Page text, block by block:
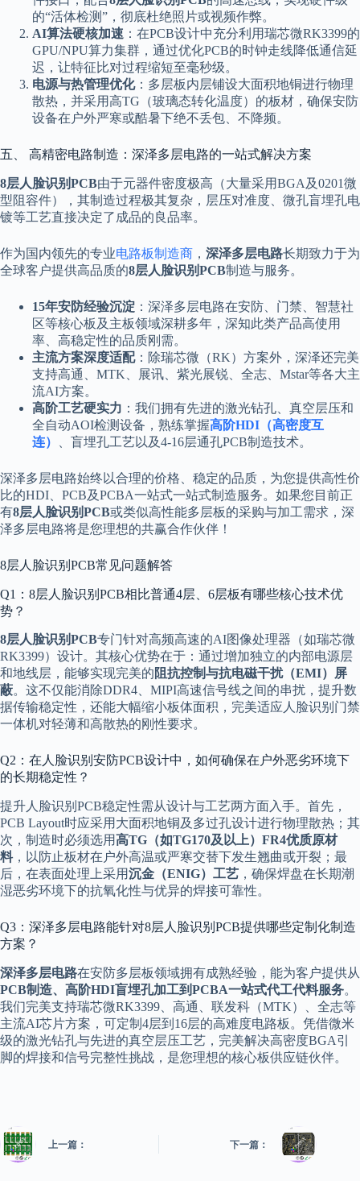
的“活体检测”，彻底杜绝照片或视频作弊。
AI算法硬核加速 ：在PCB设计中充分利用瑞芯微RK3399的
GPU/NPU算力集群，通过优化PCB的时钟走线降低通信延
迟，让特征比对过程缩短至毫秒级。
电源与热管理优化：多层板内层铺设大面积地铜进行物理
散热，并采用高TG（玻璃态转化温度）的板材，确保安防
设备在户外严寒或酷暑下绝不丢包、不降频。
五、 高精密电路制造：深泽多层电路的一站式解决方案
8层人脸识别PCB由于元器件密度极高（大量采用BGA及0201微
型阻容件），其制造过程极其复杂，层压对准度、微孔盲埋孔电
镀等工艺直接决定了成品的良品率。
作为国内领先的专业电路板制造商 ， 深泽多层电路长期致力于为
全球客户提供高品质的8层人脸识别PCB制造与服务。
15年安防经验沉淀 ：深泽多层电路在安防、门禁、智慧社
区等核心板及主板领域深耕多年，深知此类产品高使用
率、高稳定性的品质刚需。
主流方案深度适配：除瑞芯微（RK）方案外，深泽还完美
支持高通、MTK、展讯、紫光展锐、全志、Mstar等各大主
流AI方案。
高阶工艺硬实力 ：我们拥有先进的激光钻孔、真空层压和
全自动AOI检测设备，熟练掌握高阶HDI（高密度互
连）
、盲埋孔工艺以及4-16层通孔PCB制造技术。
深泽多层电路始终以合理的价格、稳定的品质，为您提供高性价
比的HDI、PCB及PCBA一站式一站式制造服务。如果您目前正
有8层人脸识别PCB或类似高性能多层板的采购与加工需求，深
泽多层电路将是您理想的共赢合作伙伴！
8层人脸识别PCB常见问题解答
Q1：8层人脸识别PCB相比普通4层、6层板有哪些核心技术优
势？
8层人脸识别PCB专门针对高频高速的AI图像处理器（如瑞芯微
RK3399）设计。其核心优势在于：通过增加独立的内部电源层
和地线层，能够实现完美的阻抗控制与抗电磁干扰（EMI）屏
蔽。这不仅能消除DDR4、MIPI高速信号线之间的串扰，提升数
据传输稳定性，还能大幅缩小板体面积，完美适应人脸识别门禁
一体机对轻薄和高散热的刚性要求。
Q2：在人脸识别安防PCB设计中，如何确保在户外恶劣环境下
的长期稳定性？
提升人脸识别PCB稳定性需从设计与工艺两方面入手。首先，
PCB Layout时应采用大面积地铜及多过孔设计进行物理散热；其
次，制造时必须选用高TG（如TG170及以上）FR4优质原材
料，以防止板材在户外高温或严寒交替下发生翘曲或开裂；最
后，在表面处理上采用沉金（ENIG）工艺 ，确保焊盘在长期潮
湿恶劣环境下的抗氧化性与优异的焊接可靠性。
Q3：深泽多层电路能针对8层人脸识别PCB提供哪些定制化制造
方案？
深泽多层电路在安防多层板领域拥有成熟经验，能为客户提供从
PCB制造、高阶HDI盲埋孔加工到PCBA一站式代工代料服务。
我们完美支持瑞芯微RK3399、高通、联发科（MTK）、全志等
主流AI芯片方案，可定制4层到16层的高难度电路板。凭借微米
级的激光钻孔与先进的真空层压工艺，完美解决高密度BGA引
脚的焊接和信号完整性挑战，是您理想的核心板供应链伙伴。
上一篇： 下一篇：